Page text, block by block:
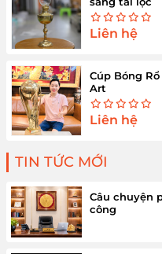
Liên hệ
Cúp Bóng
Art
Liên hệ
TIN TỨC MỚI
Câu chuyện
công